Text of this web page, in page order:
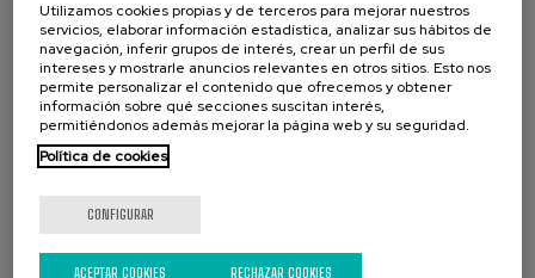
Utilizamos cookies propias y de terceros para mejorar nuestros
servicios, elaborar información estadística, analizar sus hábitos de
navegación, inferir grupos de interés, crear un perfil de sus
intereses y mostrarle anuncios relevantes en otros sitios. Esto nos
permite personalizar el contenido que ofrecemos y obtener
información sobre qué secciones suscitan interés,
permitiéndonos además mejorar la página web y su seguridad.
Política de cookies
CONFIGURAR
RECHAZAR COOKIES
ACEPTAR COOKIES